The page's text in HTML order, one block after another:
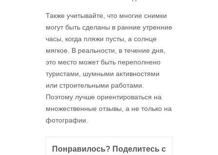
Также учитывайте, что многие снимки
могут быть сделаны в ранние утренние
часы, когда пляжи пусты, а солнце
мягкое. В реальности, в течение дня,
это место может быть переполнено
туристами, шумными активностями
или строительными работами.
Поэтому лучше ориентироваться на
множественные отзывы, а не только на
фотографии.
Понравилось? Поделитесь с